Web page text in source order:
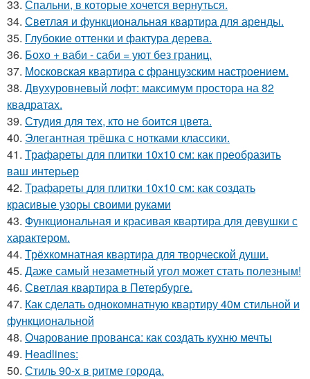
33. Спальни, в которые хочется вернуться.
34. Светлая и функциональная квартира для аренды.
35. Глубокие оттенки и фактура дерева.
36. Бохо + ваби - саби = уют без границ.
37. Московская квартира с французским настроением.
38. Двухуровневый лофт: максимум простора на 82
квадратах.
39. Студия для тех, кто не боится цвета.
40. Элегантная трёшка с нотками классики.
41. Трафареты для плитки 10х10 см: как преобразить
ваш интерьер
42. Трафареты для плитки 10х10 см: как создать
красивые узоры своими руками
43. Функциональная и красивая квартира для девушки с
характером.
44. Трёхкомнатная квартира для творческой души.
45. Даже самый незаметный угол может стать полезным!
46. Светлая квартира в Петербурге.
47. Как сделать однокомнатную квартиру 40м стильной и
функциональной
48. Очарование прованса: как создать кухню мечты
49. Headlines:
50. Стиль 90-х в ритме города.